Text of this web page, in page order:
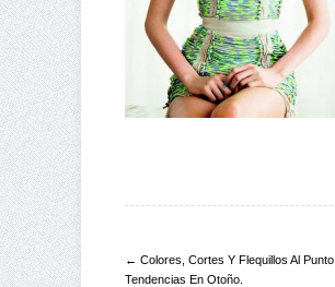
← Colores, Cortes Y Flequillos Al Punto.
Tendencias En Otoño.